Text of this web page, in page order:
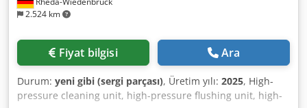
Amjhgbkfo Hok
2.524 km
Fiyat bilgisi Ara
Durum: yeni gibi (sergi parçası), Üretim yılı: 2025, High-
pressure cleaning unit, high-pressure flushing unit, high-